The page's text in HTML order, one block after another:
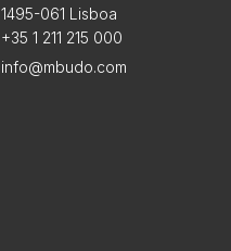
1495-061 Lisboa
+35 1 211 215 000
info@mbudo.com